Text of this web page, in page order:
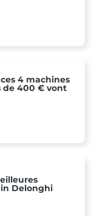
4 machines
de 400 € vont
Delonghi